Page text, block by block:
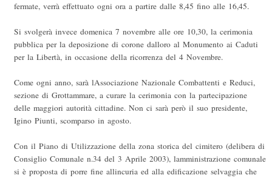
fermate, verrà effettuato ogni ora a partire dalle 8,45 fino alle 16,45.
Si svolgerà invece domenica 7 novembre alle ore 10,30, la cerimonia
pubblica per la deposizione di corone dalloro al Monumento ai Caduti
per la Libertà, in occasione della ricorrenza del 4 Novembre.
Come ogni anno, sarà lAssociazione Nazionale Combattenti e Reduci,
sezione di Grottammare, a curare la cerimonia con la partecipazione
delle maggiori autorità cittadine. Non ci sarà però il suo presidente,
Igino Piunti, scomparso in agosto.
Con il Piano di Utilizzazione della zona storica del cimitero (delibera di
Consiglio Comunale n.34 del 3 Aprile 2003), lamministrazione comunale
si è proposta di porre fine allincuria ed alla edificazione selvaggia che